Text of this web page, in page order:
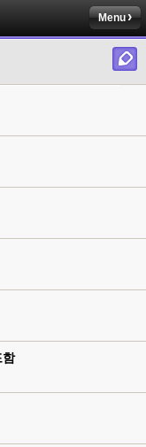
Menu
함
00:12
00:13
ㅠ
틀리니 적응이 안되요
공식버전 올라오면 답